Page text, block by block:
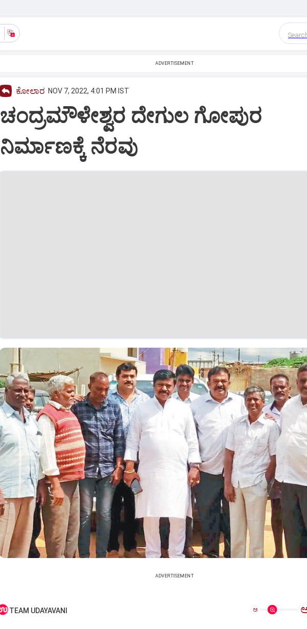
ADVERTISEMENT
ಕೋಲಾರ NOV 7, 2022, 4:01 PM IST
ಚಂದ್ರಮೌಳೇಶ್ವರ ದೇಗುಲ ಗೋಪುರ
ನಿರ್ಮಾಣಕ್ಕೆ ನೆರವು
ADVERTISEMENT
TEAM UDAYAVANI ಅ